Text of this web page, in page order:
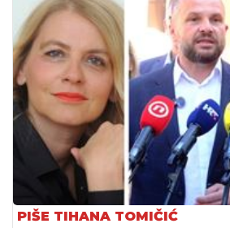
PIŠE TIHANA TOMIČIĆ